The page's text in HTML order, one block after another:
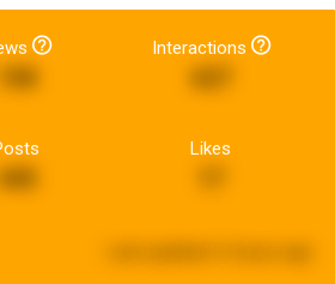
158
Interactions
Likes